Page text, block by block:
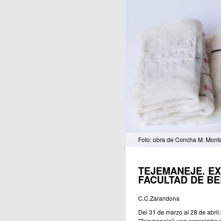
Foto: obra de Concha M.
TEJEMANEJE.
FACULTAD DE
C.C.Zarandona
Del 31 de marzo al 28 de